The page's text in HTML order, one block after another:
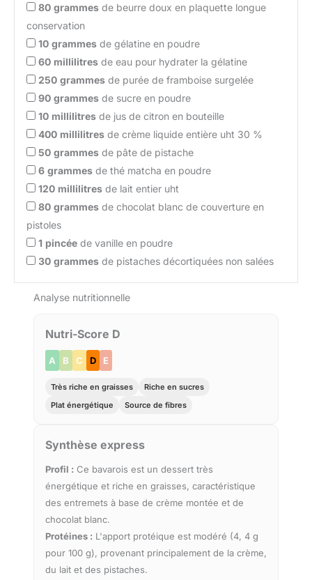
80 grammes de beurre doux en plaquette longue
conservation
10 grammes de gélatine en poudre
60 millilitres de eau pour hydrater la gélatine
250 grammes de purée de framboise surgelée
90 grammes de sucre en poudre
10 millilitres de jus de citron en bouteille
400 millilitres de crème liquide entière uht 30 %
50 grammes de pâte de pistache
6 grammes de thé matcha en poudre
120 millilitres de lait entier uht
80 grammes de chocolat blanc de couverture en
pistoles
1 pincée de vanille en poudre
30 grammes de pistaches décortiquées non salées
Analyse nutritionnelle
Nutri-Score D
A B C D E
Très riche en graisses
Riche en sucres
Plat énergétique
Source de fibres
Synthèse express
Profil : Ce bavarois est un dessert très
énergétique et riche en graisses, caractéristique
des entremets à base de crème montée et de
chocolat blanc.
Protéines : L'apport protéique est modéré (4, 4 g
pour 100 g), provenant principalement de la crème,
du lait et des pistaches.